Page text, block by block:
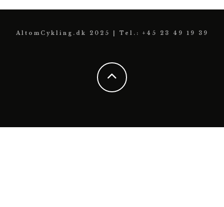
AltomCykling.dk 2025 | Tel.: +45 23 49 19 39